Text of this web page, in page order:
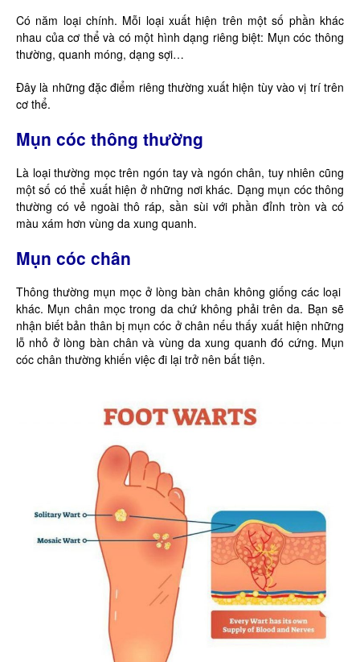
Có năm loại chính. Mỗi loại xuất hiện trên một số phần khác
nhau của cơ thể và có một hình dạng riêng biệt: Mụn cóc thông
thường, quanh móng, dạng sợi…
Đây là những đặc điểm riêng thường xuất hiện tùy vào vị trí trên
cơ thể.
Mụn cóc thông thường
Là loại thường mọc trên ngón tay và ngón chân, tuy nhiên cũng
một số có thể xuất hiện ở những nơi khác. Dạng mụn cóc thông
thường có vẻ ngoài thô ráp, sần sùi với phần đỉnh tròn và có
màu xám hơn vùng da xung quanh.
Mụn cóc chân
Thông thường mụn mọc ở lòng bàn chân không giống các loại
khác. Mụn chân mọc trong da chứ không phải trên da. Bạn sẽ
nhận biết bản thân bị mụn cóc ở chân nếu thấy xuất hiện những
lỗ nhỏ ở lòng bàn chân và vùng da xung quanh đó cứng. Mụn
cóc chân thường khiến việc đi lại trở nên bất tiện.